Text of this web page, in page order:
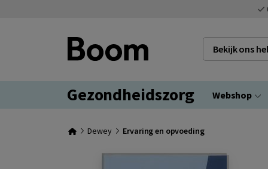
Bekijk ons
Gezondheidszorg Webshop
Dewey Ervaring en opvoeding